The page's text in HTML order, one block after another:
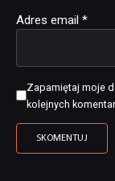
Adres email *
Zapamiętaj moje
kolejnych